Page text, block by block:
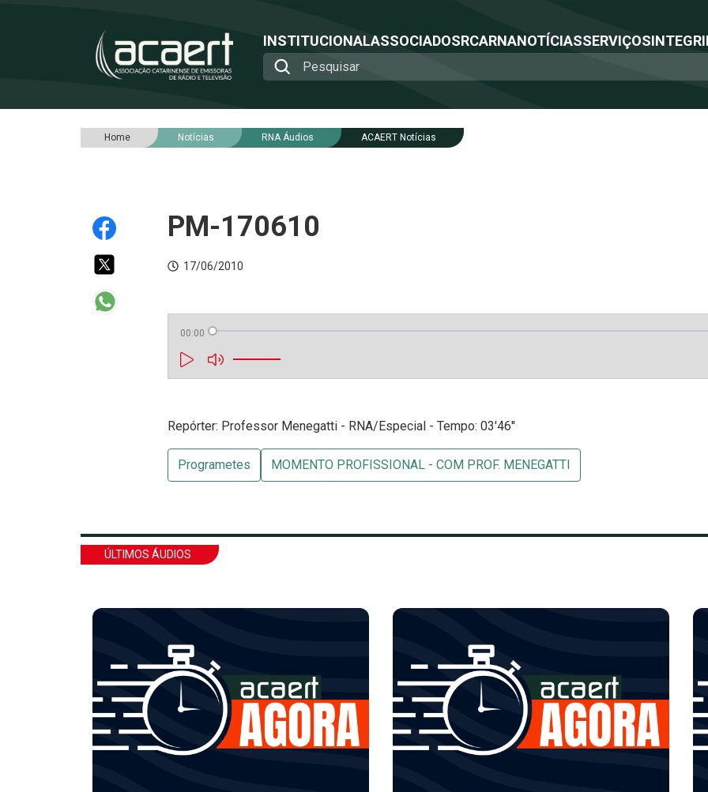
INSTITUCIONALASSOCIADOSRCARNANOTÍCIASSERVIÇOS
Home Notícias RNA Áudios ACAERT Notícias
PM-170610
17/06/2010
00:00
Repórter: Professor Menegatti - RNA/Especial - Tempo: 03'46''
Programetes MOMENTO PROFISSIONAL - COM PROF. MENEGATTI
ÚLTIMOS ÁUDIOS